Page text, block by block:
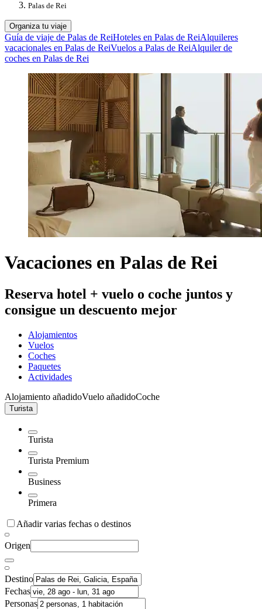
Palas de Rei
Organiza tu viaje
Guía de viaje de Palas de ReiHoteles en Palas de ReiAlquileres
vacacionales en Palas de ReiVuelos a Palas de ReiAlquiler de
coches en Palas de Rei
Vacaciones en Palas de Rei
Reserva hotel + vuelo o coche juntos y
consigue un descuento mejor
Alojamientos
Vuelos
Coches
Paquetes
Actividades
Alojamiento añadidoVuelo añadidoCoche
Turista
Turista
Turista Premium
Business
Primera
Añadir varias fechas o destinos
Origen
Destino
Fechas
Personas